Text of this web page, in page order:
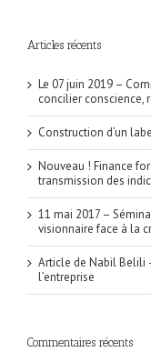
Articles récents
Le 07 juin 2019 –
concilier conscience,
Construction d’un
Nouveau ! Finance
transmission des
11 mai 2017 –
visionnaire face à la
Article de Nabil Belili
l’entreprise
Commentaires récents